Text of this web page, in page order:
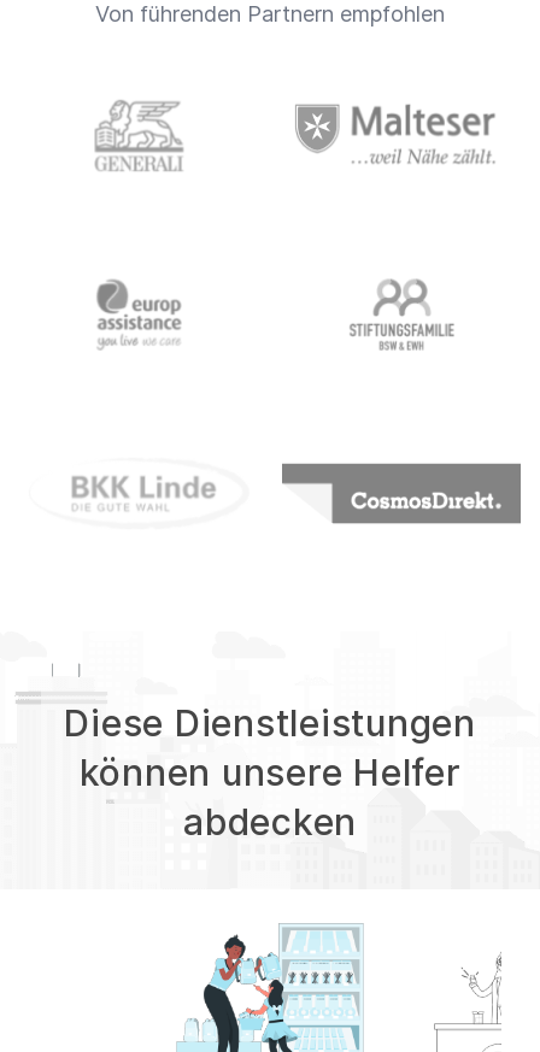
Von führenden Partnern empfohlen
Diese Dienstleistungen
können unsere Helfer
abdecken